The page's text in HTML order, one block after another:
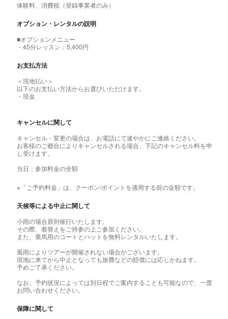
体験料、消費税（登録事業者のみ）
オプション・レンタルの説明
■オプションメニュー
・45分レッスン：5,400円
お支払方法
＜現地払い＞
以下のお支払い方法からお選びいただけます。
・現金
キャンセルに関して
キャンセル・変更の場合は、お電話にて速やかにご連絡ください。
お客様のご都合によりキャンセルされる場合、下記のキャンセル料を申
し受けます。
当日：参加料金の全額
※「ご予約料金」は、クーポン/ポイントを適用する前の金額です。
天候等による中止に関して
小雨の場合原則催行いたします。
その際、着替えをご持参の上ご参加ください。
また、乗馬用のコートとハットを無料レンタルいたします。
風雨によりツアーが開催されない場合がございます。
現地に来てから中止となっても旅費などの賠償には応じかねます。
予めご了承ください。
なお、予約状況によっては別日程でご案内することも可能なので、一度
お問い合わせください。
保障に関して